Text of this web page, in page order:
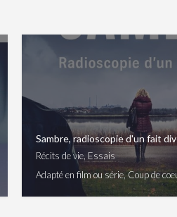
Sambre, radioscopie d'un fait
Récits de vie, Essais
Adapté en film ou série, Coup de